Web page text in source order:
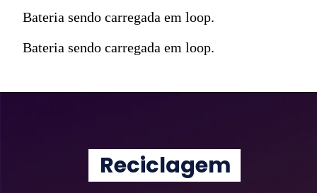
Bateria sendo carregada em loop.
Bateria sendo carregada em loop.
Reciclagem